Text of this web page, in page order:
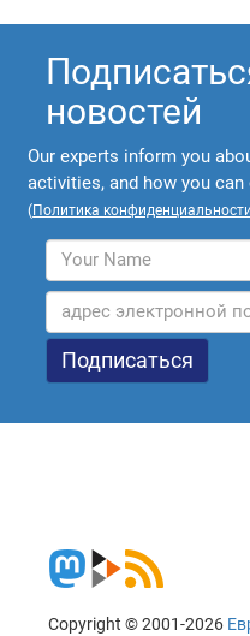
новостей
Our experts inform you
activities, and how you can
(Политика
Copyright © 2001-2026